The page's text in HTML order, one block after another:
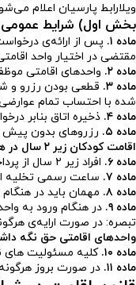
ویلارابط پارسیان اعلام
بخش اول) شرایط عمومی
ماده ۱.
پس از ارائه‌ی
مقتضی در اختیار واحد
ماده ۲.
واحدهای اقامتی موظف هستند تاییدیه
ماده ۳.
قطعی بودن رزرو و
شده با احتساب تمام عوارضی
ماده ۴.
ذخیره اتاق بنابر
ماده ۵.
رزروهای بدون پیش
اقامت کودکان زیر ۲ سال در هتل‌ها رایگان است
ماده ۶.
افراد زیر ۲ سال از پرداخت هرگونه هزینه اقامت معاف بوده و افراد بین ۲ الی ۱۲ سال در صورت عدم استفاده از سرویس اضافه، نیم بهاء و برای افراد بالای ۱۲ سال نرخ به‌طور کامل محاسبه خواهد شد.
ماده ۷.
ساعت رسمی تخلیه اتاق و
ماده ۸.
مهمان باید در
ماده ۹.
در هنگام ورود به
تبصره: در صورت ارایه‌ی
واحدهای اقامتی حق نگه
ماده ۱۰.
کلیه مسئولیت های
ماده ۱۱. در صورت بروز